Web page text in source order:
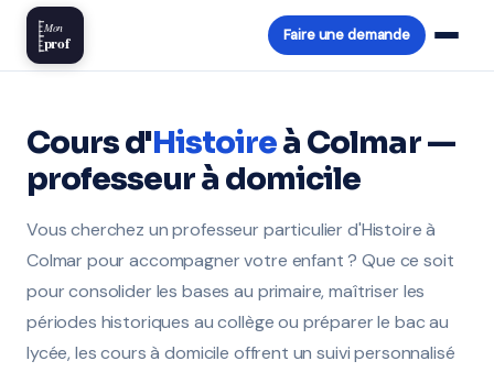
Mon
prof Faire une demande
Cours d'Histoireà Colmar —
professeur à domicile
Vous cherchez un professeur particulier d'Histoire à
Colmar pour accompagner votre enfant ? Que ce soit
pour consolider les bases au primaire, maîtriser les
périodes historiques au collège ou préparer le bac au
lycée, les cours à domicile offrent un suivi personnalisé